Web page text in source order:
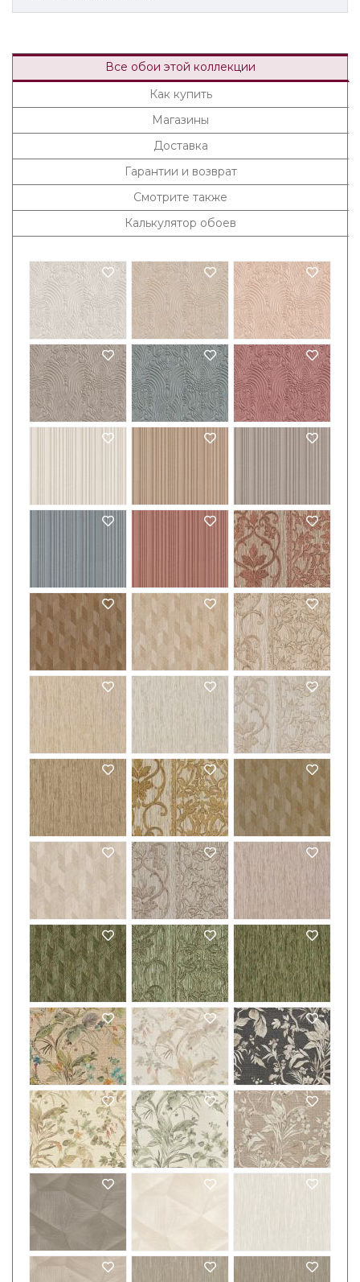
Все обои этой коллекции
Как купить
Магазины
Доставка
Гарантии и возврат
Смотрите также
Калькулятор обоев